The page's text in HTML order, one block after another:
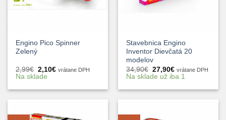
Engino Pico Spinner
Zelený
2,99€ Pôvodná
cena
2,99€.
2,10€Aktuálna
2,10€.
vrátane DPH
Na sklade
Stavebnica Engino
Inventor Dievčatá 20
modelov
34,90€ Pôvodná
cena
34,90€.
27,90€Aktuálna
cena
27,90€.
vrátane DPH
Na sklade už iba 1